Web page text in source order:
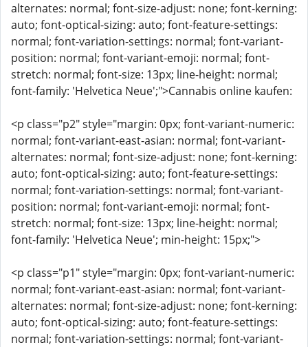
alternates: normal; font-size-adjust: none; font-kerning:
auto; font-optical-sizing: auto; font-feature-settings:
normal; font-variation-settings: normal; font-variant-
position: normal; font-variant-emoji: normal; font-
stretch: normal; font-size: 13px; line-height: normal;
font-family: 'Helvetica Neue';">Cannabis online kaufen:
<p class="p2" style="margin: 0px; font-variant-numeric:
normal; font-variant-east-asian: normal; font-variant-
alternates: normal; font-size-adjust: none; font-kerning:
auto; font-optical-sizing: auto; font-feature-settings:
normal; font-variation-settings: normal; font-variant-
position: normal; font-variant-emoji: normal; font-
stretch: normal; font-size: 13px; line-height: normal;
font-family: 'Helvetica Neue'; min-height: 15px;">
<p class="p1" style="margin: 0px; font-variant-numeric:
normal; font-variant-east-asian: normal; font-variant-
alternates: normal; font-size-adjust: none; font-kerning:
auto; font-optical-sizing: auto; font-feature-settings:
normal; font-variation-settings: normal; font-variant-